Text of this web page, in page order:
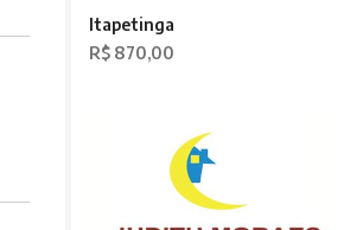
Itapetinga
R$ 870,00